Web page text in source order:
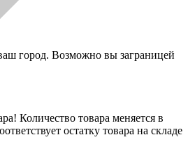
город. Возможно вы заграницей
Количество товара меняется в
остатку товара на складе